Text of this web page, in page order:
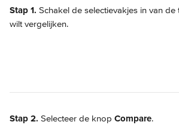
Stap 1. Schakel de selectievakjes in van
wilt vergelijken.
Stap 2. Selecteer de knop Compare.